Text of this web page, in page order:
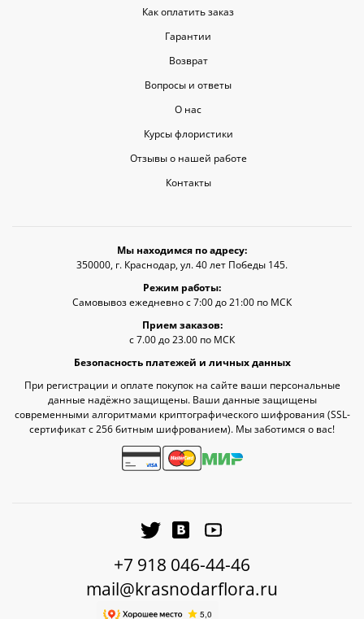
Как оплатить заказ
Гарантии
Возврат
Вопросы и ответы
О нас
Курсы флористики
Отзывы о нашей работе
Контакты
Мы находимся по адресу:
350000, г. Краснодар, ул. 40 лет Победы 145.
Режим работы:
Самовывоз ежедневно с 7:00 до 21:00 по МСК
Прием заказов:
с 7.00 до 23.00 по МСК
Безопасность платежей и личных данных
При регистрации и оплате покупок на сайте ваши персональные
данные надёжно защищены. Ваши данные защищены
современными алгоритмами криптографического шифрования (SSL-
сертификат c 256 битным шифрованием). Мы заботимся о вас!
+7 918 046-44-46
mail@krasnodarflora.ru